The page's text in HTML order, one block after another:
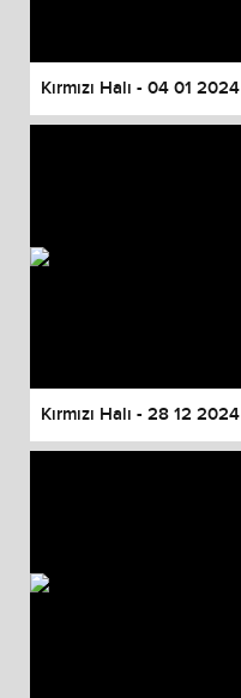
Kırmızı Halı - 04 01 2024
Kırmızı Halı - 28 12 2024